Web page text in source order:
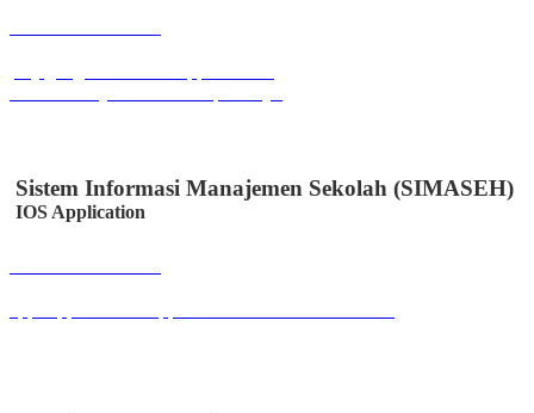
Sistem Informasi Manajemen Sekolah (SIMASEH)
IOS Application